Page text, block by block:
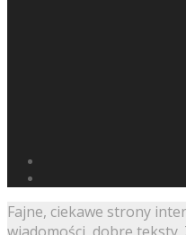
Fajne, ciekawe strony